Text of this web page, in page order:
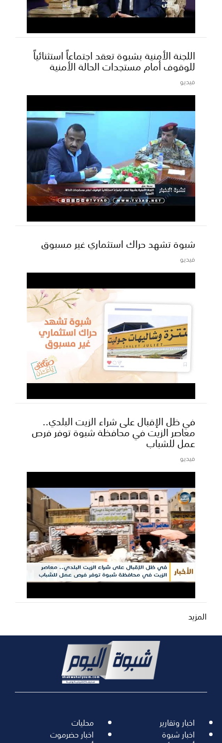
اللجنة الأمنية بشبوة تعقد اجتماعاً استثنائياً
للوقوف أمام مستجدات الحالة الأمنية
فيديو
شبوة تشهد حراك استثماري غير مسبوق
فيديو
في ظل الإقبال على شراء الزيت البلدي..
معاصر الزيت في محافظة شبوة توفر فرص
عمل للشباب
فيديو
المزيد
اخبار وتقارير محليات
اخبار شبوة اخبار حضرموت